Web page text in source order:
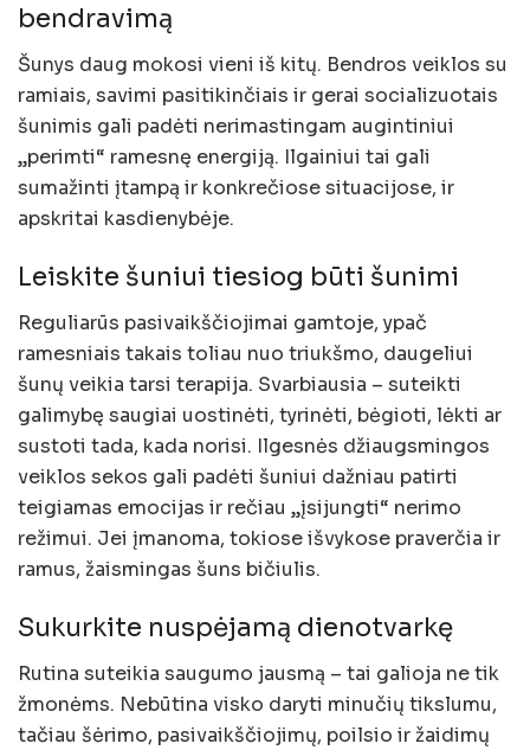
bendravimą
Šunys daug mokosi vieni iš kitų. Bendros veiklos su
ramiais, savimi pasitikinčiais ir gerai socializuotais
šunimis gali padėti nerimastingam augintiniui
„perimti“ ramesnę energiją. Ilgainiui tai gali
sumažinti įtampą ir konkrečiose situacijose, ir
apskritai kasdienybėje.
Leiskite šuniui tiesiog būti šunimi
Reguliarūs pasivaikščiojimai gamtoje, ypač
ramesniais takais toliau nuo triukšmo, daugeliui
šunų veikia tarsi terapija. Svarbiausia – suteikti
galimybę saugiai uostinėti, tyrinėti, bėgioti, lėkti ar
sustoti tada, kada norisi. Ilgesnės džiaugsmingos
veiklos sekos gali padėti šuniui dažniau patirti
teigiamas emocijas ir rečiau „įsijungti“ nerimo
režimui. Jei įmanoma, tokiose išvykose praverčia ir
ramus, žaismingas šuns bičiulis.
Sukurkite nuspėjamą dienotvarkę
Rutina suteikia saugumo jausmą – tai galioja ne tik
žmonėms. Nebūtina visko daryti minučių tikslumu,
tačiau šėrimo, pasivaikščiojimų, poilsio ir žaidimų